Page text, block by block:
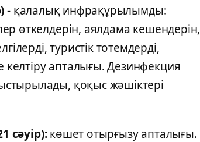
- қалалық инфрақұрылымды:
өткелдерін, аялдама кешендерін,
туристік тотемдерді,
апталығы. Дезинфекция
қоқыс жәшіктері
сәуір):көшет отырғызу апталығы.